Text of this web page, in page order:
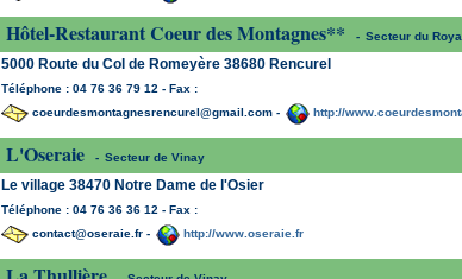
Hôtel-Restaurant Coeur des Montagnes** - Secteur du
5000 Route du Col de Romeyère 38680 Rencurel
Téléphone : 04 76 36 79 12 - Fax :
coeurdesmontagnesrencurel@gmail.com -
http://
L'Oseraie - Secteur de Vinay
Le village 38470 Notre Dame de l'Osier
Téléphone : 04 76 36 36 12 - Fax :
contact@oseraie.fr -
http://www.oseraie.fr